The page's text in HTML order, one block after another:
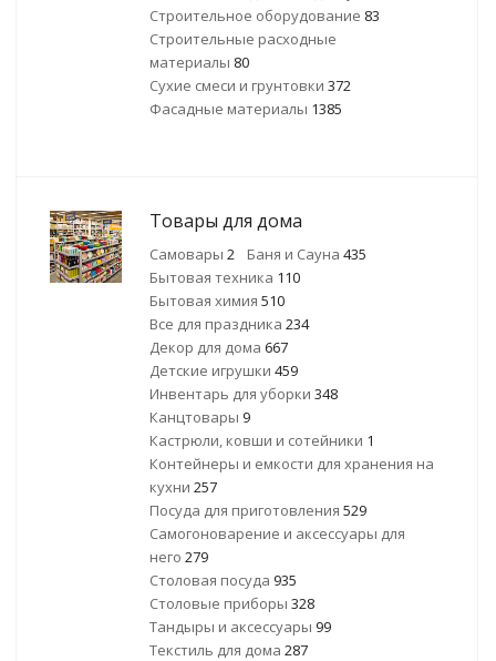
Строительное оборудование 83
Строительные расходные
материалы 80
Сухие смеси и грунтовки 372
Фасадные материалы 1385
Товары для дома
Самовары 2 Баня и Сауна 435
Бытовая техника 110
Бытовая химия 510
Все для праздника 234
Декор для дома 667
Детские игрушки 459
Инвентарь для уборки 348
Канцтовары 9
Кастрюли, ковши и сотейники 1
Контейнеры и емкости для хранения на
кухни 257
Посуда для приготовления 529
Самогоноварение и аксессуары для
него 279
Столовая посуда 935
Столовые приборы 328
Тандыры и аксессуары 99
Текстиль для дома 287